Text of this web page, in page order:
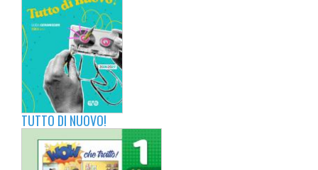
TUTTO DI NUOVO!